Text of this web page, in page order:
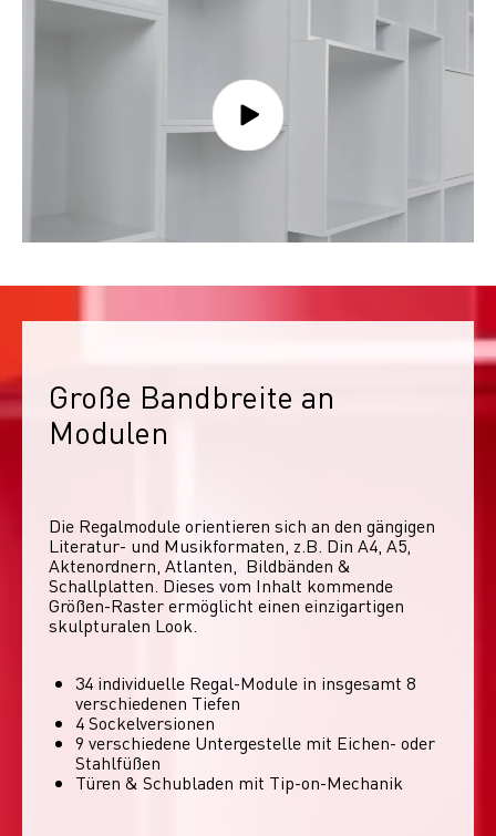
Große Bandbreite an
Modulen
Die Regalmodule orientieren sich an den gängigen
Literatur- und Musikformaten, z.B. Din A4, A5,
Aktenordnern, Atlanten,  Bildbänden &
Schallplatten. Dieses vom Inhalt kommende
Größen-Raster ermöglicht einen einzigartigen
skulpturalen Look.
34 individuelle Regal-Module​ in insgesamt 8
verschiedenen Tiefen
4 Sockelversionen​
9 verschiedene Untergestelle mit Eichen- oder
Stahlfüßen
Türen & Schubladen mit Tip-on-Mechanik